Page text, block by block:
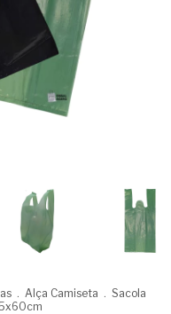
. Alça Camiseta . Sacola